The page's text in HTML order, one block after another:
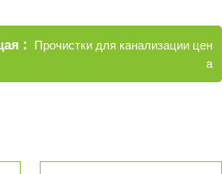
Новые
Прочистки для канализации цен
а